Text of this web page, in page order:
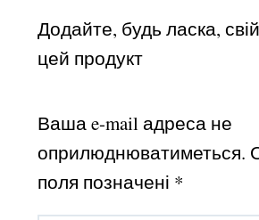
Додайте, будь ласка,
цей продукт
Ваша e-mail адреса не
оприлюднюватиметься.
поля позначені *